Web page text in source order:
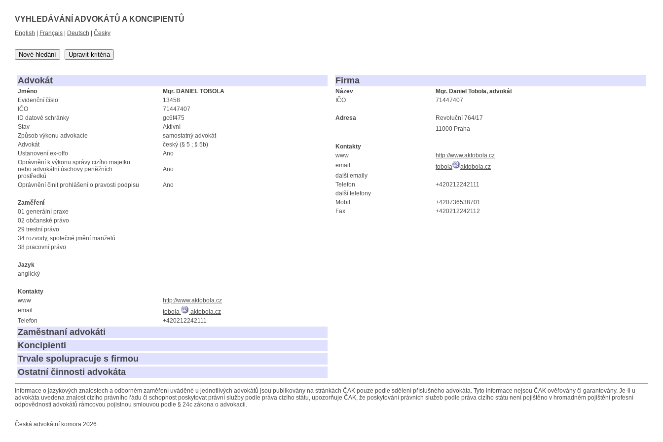
VYHLEDÁVÁNÍ ADVOKÁTŮ A KONCIPIENTŮ
English Français Deutsch Česky
Nové hledání Upravit kritéria
Advokát
Jméno
Mgr. DANIEL TOBOLA
Evidenční číslo
13458
IČO
71447407
ID datové schránky
gc6f475
Stav
Aktivní
Způsob výkonu advokacie
samostatný advokát
Advokát
český (§ 5 ; § 5b)
Ustanovení ex-offo
Ano
Oprávnění k výkonu správy cizího majetku
nebo advokátní úschovy peněžních
prostředků
Ano
Oprávnění činit prohlášení o pravosti podpisu Ano
Zaměření
01 generální praxe
02 občanské právo
29 trestní právo
34 rozvody, společné jmění manželů
38 pracovní právo
Jazyk
anglický
Kontakty
www
http://www.aktobola.cz
email
tobola
aktobola.cz
Telefon
+420212242111
Zaměstnaní advokáti
Koncipienti
Trvale spolupracuje s firmou
Ostatní činnosti advokáta
Firma
Název
Mgr. Daniel Tobola, advokát
IČO
71447407
Adresa
Revoluční 764/17
11000 Praha
Kontakty
www
http://www.aktobola.cz
email
tobola
aktobola.cz
další emaily
Telefon
+420212242111
další telefony
Mobil
+420736538701
Fax
+420212242112
Informace o jazykových znalostech a odborném zaměření uváděné u jednotlivých advokátů jsou publikovány na stránkách ČAK pouze podle sdělení příslušného advokáta. Tyto informace nejsou ČAK ověřovány či garantovány. Je-li u
advokáta uvedena znalost cizího právního řádu či schopnost poskytovat právní služby podle práva cizího státu, upozorňuje ČAK, že poskytování právních služeb podle práva cizího státu není pojištěno v hromadném pojištění profesní
odpovědnosti advokátů rámcovou pojistnou smlouvou podle § 24c zákona o advokacii.
Česká advokátní komora 2026